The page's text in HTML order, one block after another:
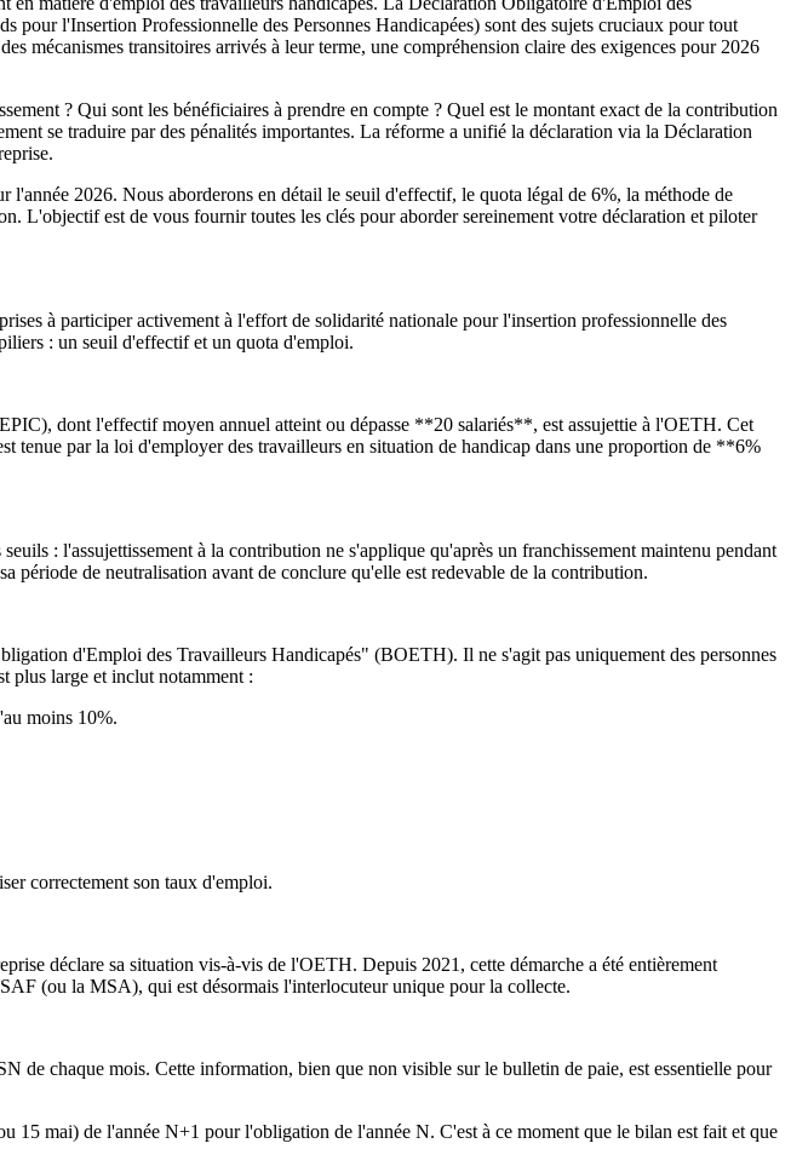
l'Insertion Professionnelle des Personnes Handicapées) sont des sujets cruciaux pour tout
mécanismes transitoires arrivés à leur terme, une compréhension claire des exigences pour 2026
? Qui sont les bénéficiaires à prendre en compte ? Quel est le montant exact de la contribution
se traduire par des pénalités importantes. La réforme a unifié la déclaration via la Déclaration
2026. Nous aborderons en détail le seuil d'effectif, le quota légal de 6%, la méthode de
L'objectif est de vous fournir toutes les clés pour aborder sereinement votre déclaration et piloter
à participer activement à l'effort de solidarité nationale pour l'insertion professionnelle des
: un seuil d'effectif et un quota d'emploi.
dont l'effectif moyen annuel atteint ou dépasse **20 salariés**, est assujettie à l'OETH. Cet
par la loi d'employer des travailleurs en situation de handicap dans une proportion de **6%
: l'assujettissement à la contribution ne s'applique qu'après un franchissement maintenu pendant
période de neutralisation avant de conclure qu'elle est redevable de la contribution.
d'Emploi des Travailleurs Handicapés" (BOETH). Il ne s'agit pas uniquement des personnes
plus large et inclut notamment :
moins 10%.
correctement son taux d'emploi.
déclare sa situation vis-à-vis de l'OETH. Depuis 2021, cette démarche a été entièrement
(ou la MSA), qui est désormais l'interlocuteur unique pour la collecte.
de chaque mois. Cette information, bien que non visible sur le bulletin de paie, est essentielle pour
mai) de l'année N+1 pour l'obligation de l'année N. C'est à ce moment que le bilan est fait et que